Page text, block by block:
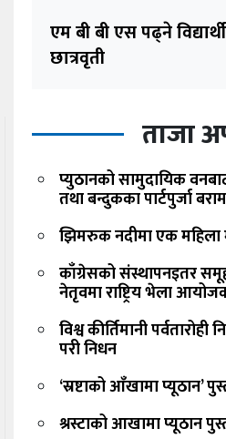
एम बी बी एस पढ्ने
छात्रवृती
ताजा
प्युठानको सामुदायिक
तथा बन्दुकका पार्टपुर्जा
झिमरुक नदीमा एक
काँग्रेसको संस्थापनइतर
नेतृवमा राष्ट्रिय भेला
विश्व कीर्तिमानी पर्वतारोही
परी निधन
‘स्रष्टाको आँखामा प्यूठान’
श्रस्टाको आखामा प्यूठान